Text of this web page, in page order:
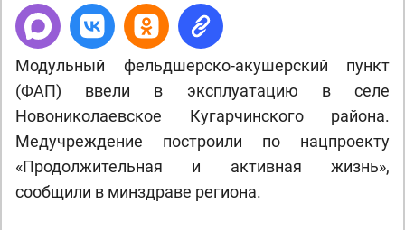
Модульный фельдшерско-акушерский пункт
(ФАП) ввели в эксплуатацию в селе
Новониколаевское Кугарчинского района.
Медучреждение построили по нацпроекту
«Продолжительная и активная жизнь»,
сообщили в минздраве региона.